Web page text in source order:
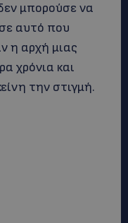
μπορούσε να
αυτό που
η αρχή μιας
χρόνια και
την στιγμή.